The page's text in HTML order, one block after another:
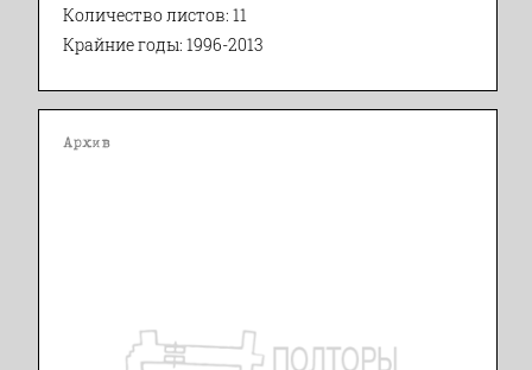
Количество листов: 11
Крайние годы: 1996-2013
Архив